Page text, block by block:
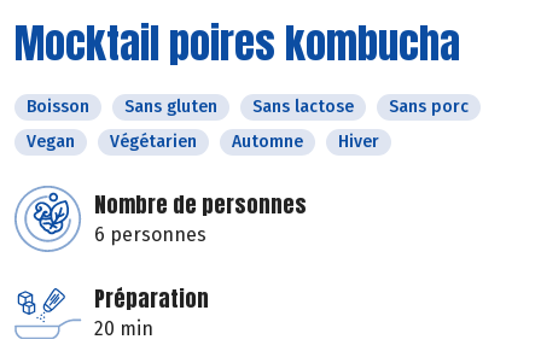
Mocktail poires kombucha
Boisson Sans gluten Sans lactose
Sans porc
Vegan
Végétarien Automne Hiver
Nombre de personnes
6 personnes
Préparation
20 min